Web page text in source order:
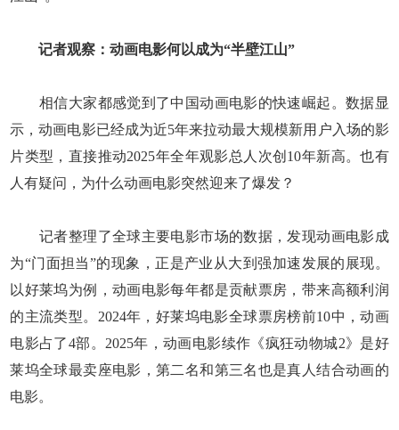
记者观察：动画电影何以成为“半壁江山”
相信大家都感觉到了中国动画电影的快速崛起。数据显
示，动画电影已经成为近5年来拉动最大规模新用户入场的影
片类型，直接推动2025年全年观影总人次创10年新高。也有
人有疑问，为什么动画电影突然迎来了爆发？
记者整理了全球主要电影市场的数据，发现动画电影成
为“门面担当”的现象，正是产业从大到强加速发展的展现。
以好莱坞为例，动画电影每年都是贡献票房，带来高额利润
的主流类型。2024年，好莱坞电影全球票房榜前10中，动画
电影占了4部。2025年，动画电影续作《疯狂动物城2》是好
莱坞全球最卖座电影，第二名和第三名也是真人结合动画的
电影。